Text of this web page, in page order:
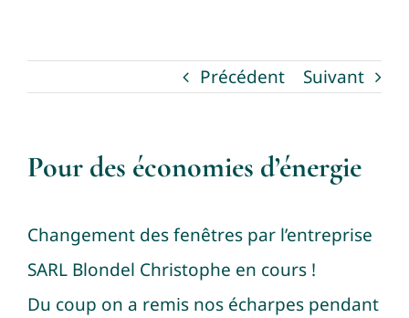
Précédent Suivant
Pour des économies d’énergie
Changement des fenêtres par l’entreprise
SARL Blondel Christophe en cours !
Du coup on a remis nos écharpes pendant